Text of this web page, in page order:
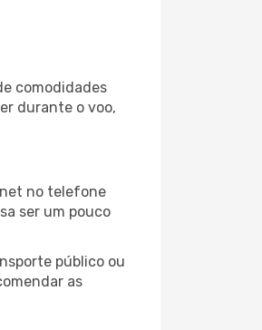
comodidades
durante o voo,
no telefone
ser um pouco
público ou
as